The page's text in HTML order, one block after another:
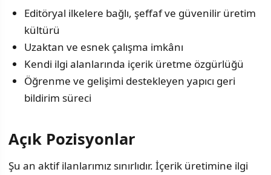
Editöryal ilkelere bağlı, şeffaf ve güvenilir üretim
kültürü
Uzaktan ve esnek çalışma imkânı
Kendi ilgi alanlarında içerik üretme özgürlüğü
Öğrenme ve gelişimi destekleyen yapıcı geri
bildirim süreci
Açık Pozisyonlar
Şu an aktif ilanlarımız sınırlıdır. İçerik üretimine ilgi